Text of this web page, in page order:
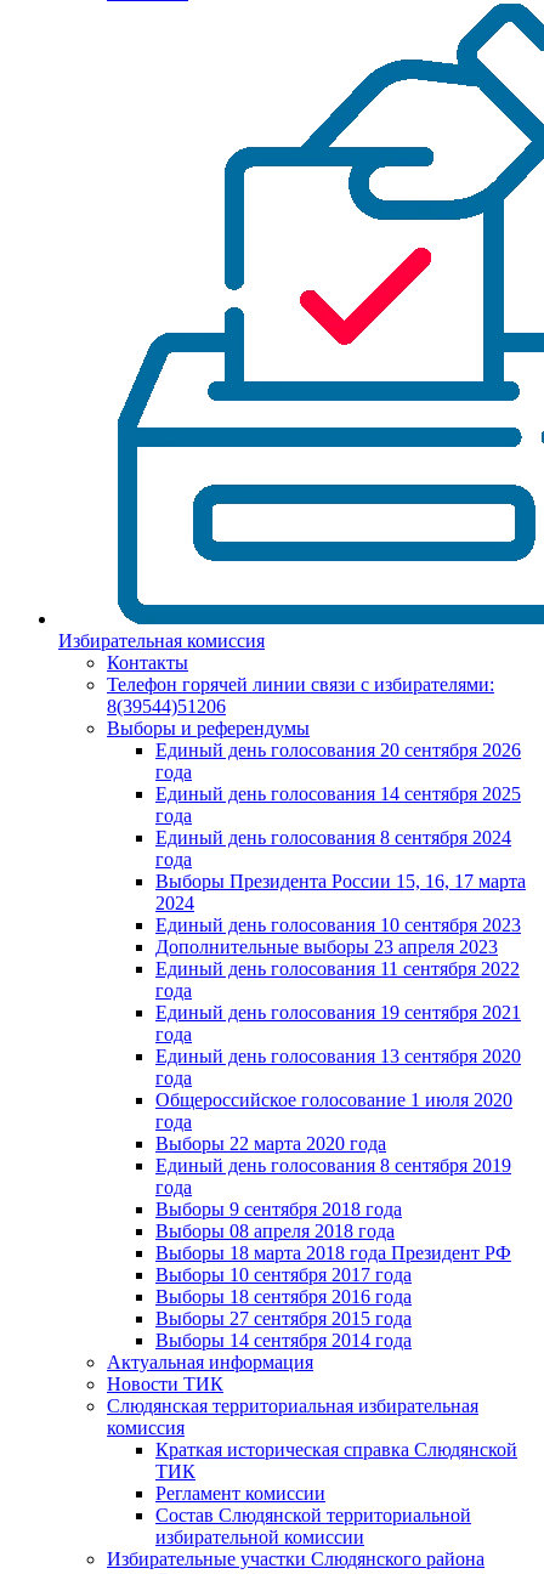
Избирательная комиссия
Контакты
Телефон горячей линии связи с избирателями:
8(39544)51206
Выборы и референдумы
Единый день голосования 20 сентября 2026
года
Единый день голосования 14 сентября 2025
года
Единый день голосования 8 сентября 2024
года
Выборы Президента России 15, 16, 17 марта
2024
Единый день голосования 10 сентября 2023
Дополнительные выборы 23 апреля 2023
Единый день голосования 11 сентября 2022
года
Единый день голосования 19 сентября 2021
года
Единый день голосования 13 сентября 2020
года
Общероссийское голосование 1 июля 2020
года
Выборы 22 марта 2020 года
Единый день голосования 8 сентября 2019
года
Выборы 9 сентября 2018 года
Выборы 08 апреля 2018 года
Выборы 18 марта 2018 года Президент РФ
Выборы 10 сентября 2017 года
Выборы 18 сентября 2016 года
Выборы 27 сентября 2015 года
Выборы 14 сентября 2014 года
Актуальная информация
Новости ТИК
Слюдянская территориальная избирательная
комиссия
Краткая историческая справка Слюдянской
ТИК
Регламент комиссии
Состав Слюдянской территориальной
избирательной комиссии
Избирательные участки Слюдянского района